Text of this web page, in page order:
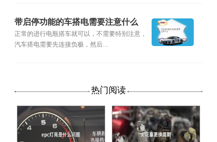
带启停功能的车搭电需要注意什么
正常的进行电瓶搭车就可以，不需要特别注意，
汽车搭电需要先连接负极，然后...
热门阅读